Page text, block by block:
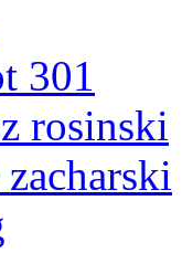
301
rosinski